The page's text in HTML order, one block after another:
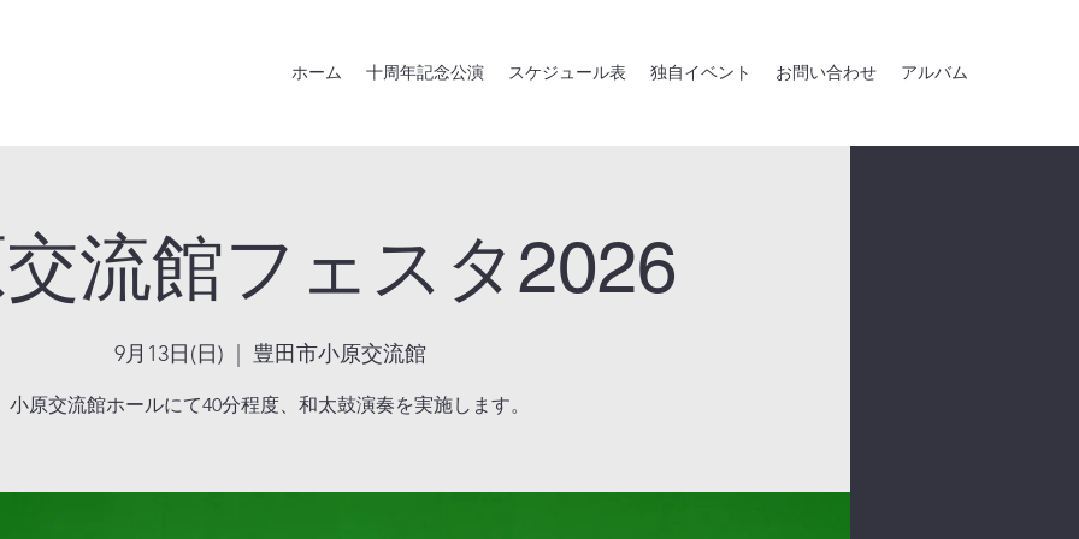
ホーム 十周年記念公演 スケジュール表 独自イベント お問い合わせ アルバム
流館フェスタ2026
9月13日(日) 豊田市小原交流館
小原交流館ホールにて40分程度、和太鼓演奏を実施します。